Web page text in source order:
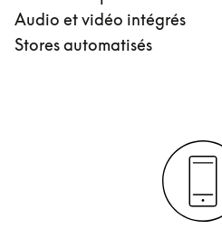
Audio et vidéo intégrés
Stores automatisés